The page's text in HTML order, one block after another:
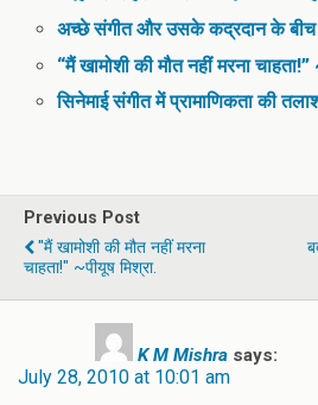
अच्छे संगीत और उसके कद्रदान के बीच
“मैं खामोशी की मौत नहीं मरना चाहता!”
सिनेमाई संगीत में प्रामाणिकता की
Previous Post
"मैं खामोशी की मौत नहीं मरना
चाहता!" ~पीयूष मिश्रा.
K M Mishra says:
July 28, 2010 at 10:01 am